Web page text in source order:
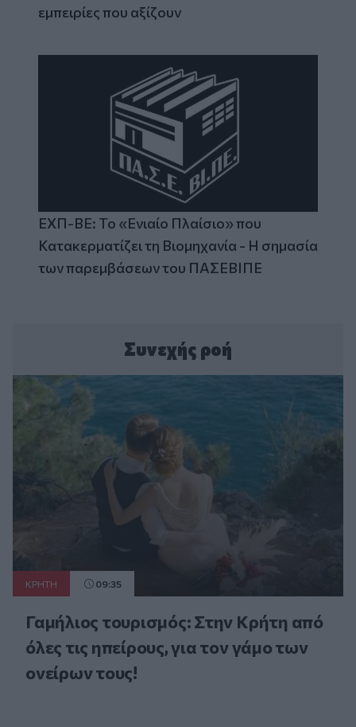
εμπειρίες που αξίζουν
ΕΧΠ-ΒΕ: Το «Ενιαίο Πλαίσιο» που
Κατακερματίζει τη Βιομηχανία - Η σημασία
των παρεμβάσεων του ΠΑΣΕΒΙΠΕ
Συνεχής ροή
ΚΡΗΤΗ 09:35
Γαμήλιος τουρισμός: Στην Κρήτη από
όλες τις ηπείρους, για τον γάμο των
ονείρων τους!